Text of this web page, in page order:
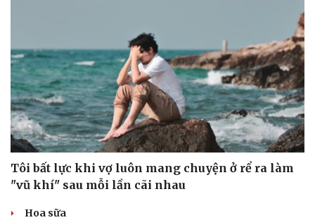
Tôi bất lực khi vợ luôn mang chuyện ở rể ra làm
"vũ khí" sau mỗi lần cãi nhau
Hoa sữa